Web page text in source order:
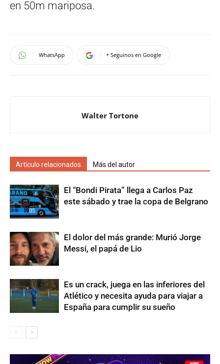
en 50m mariposa.
WhatsApp + Seguinos en Google
Walter Tortone
Artículo relacionados Más del autor
El “Bondi Pirata” llega a Carlos Paz
este sábado y trae la copa de Belgrano
El dolor del más grande: Murió Jorge
Messi, el papá de Lio
Es un crack, juega en las inferiores del
Atlético y necesita ayuda para viajar a
España para cumplir su sueño